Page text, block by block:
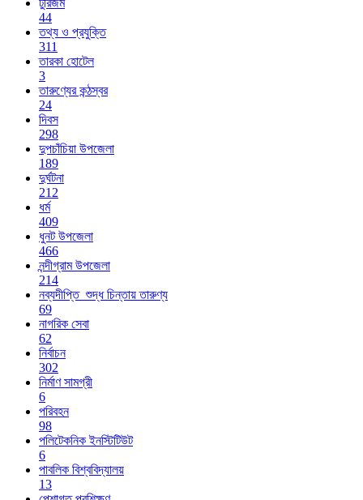
টুরিজম
44
তথ্য ও প্রযুক্তি
311
তারকা হোটেল
3
তারুণ্যের কন্ঠস্বর
24
দিবস
298
দুপচাঁচিয়া উপজেলা
189
দুর্ঘটনা
212
ধর্ম
409
ধুনট উপজেলা
466
নন্দীগ্রাম উপজেলা
214
নব্যদীপ্তি_শুদ্ধ চিন্তায় তারুণ্য
69
নাগরিক সেবা
62
নির্বাচন
302
নির্মাণ সামগ্রী
6
পরিবহন
98
পলিটেকনিক ইনস্টিটিউট
6
পাবলিক বিশ্ববিদ্যালয়
13